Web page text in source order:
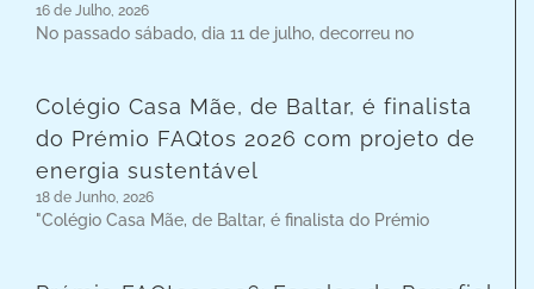
16 de Julho, 2026
No passado sábado, dia 11 de julho, decorreu no
Colégio Casa Mãe, de Baltar, é finalista
do Prémio FAQtos 2026 com projeto de
energia sustentável
18 de Junho, 2026
"Colégio Casa Mãe, de Baltar, é finalista do Prémio